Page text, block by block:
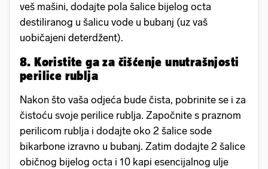
veš mašini, dodajte pola šalice bijelog octa
destiliranog u šalicu vode u bubanj (uz vaš
uobičajeni deterdžent).
8. Koristite ga za čišćenje unutrašnjosti
perilice rublja
Nakon što vaša odjeća bude čista, pobrinite se i za
čistoću svoje perilice rublja. Započnite s praznom
perilicom rublja i dodajte oko 2 šalice sode
bikarbone izravno u bubanj. Zatim dodajte 2 šalice
običnog bijelog octa i 10 kapi esencijalnog ulje